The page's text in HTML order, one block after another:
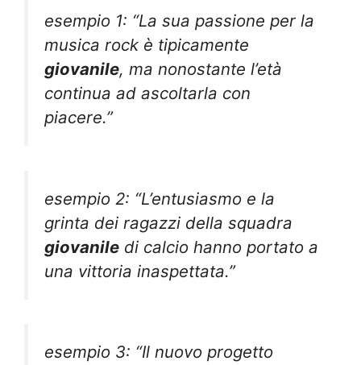
esempio 1: “La sua passione per la
musica rock è tipicamente
giovanile, ma nonostante l’età
continua ad ascoltarla con
piacere.”
esempio 2: “L’entusiasmo e la
grinta dei ragazzi della squadra
giovanile di calcio hanno portato a
una vittoria inaspettata.”
esempio 3: “Il nuovo progetto